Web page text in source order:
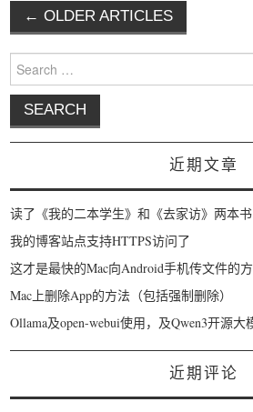
← OLDER ARTICLES
Search for:
近期文章
读了《我的二本学生》和《去家访》两本书
我的博客站点支持HTTPS访问了
这才是最快的Mac向Android手机传文件的
Mac上删除App的方法（包括强制删除）
Ollama及open-webui使用，及Qwen3开源大
近期评论